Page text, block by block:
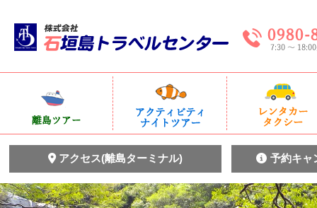
アクセス(離島ターミナル) 予約キャ